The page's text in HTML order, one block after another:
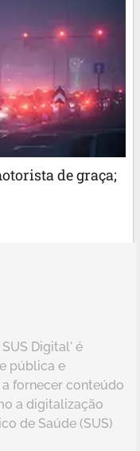
de graça;
Digital' é
pública e
fornecer conteúdo
a digitalização
de Saúde (SUS)